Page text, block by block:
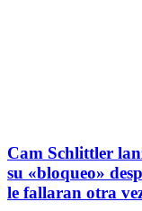
Cam Schlittler
su «bloqueo»
le fallaran otra